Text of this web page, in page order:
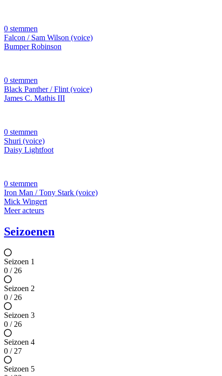
0 stemmen
Falcon / Sam Wilson (voice)
Bumper Robinson
0 stemmen
Black Panther / Flint (voice)
James C. Mathis III
0 stemmen
Shuri (voice)
Daisy Lightfoot
0 stemmen
Iron Man / Tony Stark (voice)
Mick Wingert
Meer acteurs
Seizoenen
Seizoen 1
0 / 26
Seizoen 2
0 / 26
Seizoen 3
0 / 26
Seizoen 4
0 / 27
Seizoen 5